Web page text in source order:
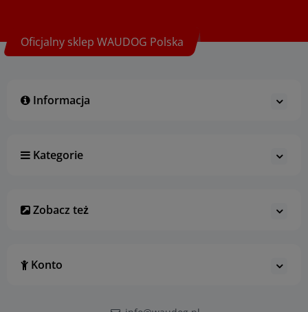
Oficjalny sklep WAUDOG Polska
Informacja
Kategorie
Zobacz też
Konto